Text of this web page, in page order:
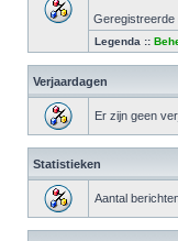
Geregistreerde
Legenda ::
Verjaardagen
Er zijn geen
Statistieken
Aantal